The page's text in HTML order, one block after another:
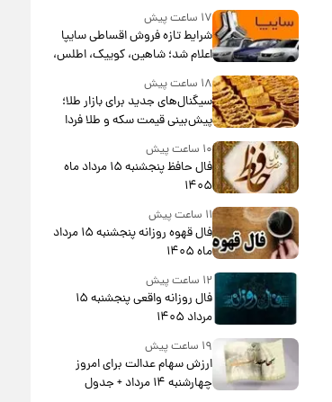
۱۷ ساعت پیش
شرایط تازه فروش اقساطی سایپا
اعلام شد؛ شاهین، کوییک، اطلس،
سهند و ساینا با اقساط بلندمدت +
جدول
۱۸ ساعت پیش
سیگنال‌های جدید برای بازار طلا؛
پیش‌بینی قیمت سکه و طلا فردا
۱۰ ساعت پیش
فال حافظ پنجشنبه ۱۵ مرداد ماه
۱۴۰۵
۱۱ ساعت پیش
فال قهوه روزانه پنجشنبه ۱۵ مرداد
ماه ۱۴۰۵
۱۲ ساعت پیش
فال روزانه واقعی پنجشنبه ۱۵
مرداد ۱۴۰۵
۱۹ ساعت پیش
ارزش سهام عدالت برای امروز
چهارشنبه ۱۴ مرداد + جدول